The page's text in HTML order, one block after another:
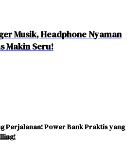
Musik, Headphone Nyaman
Makin Seru!
Perjalanan! Power Bank Praktis yang